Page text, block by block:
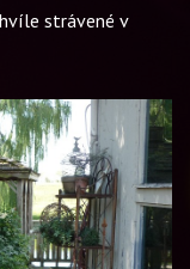
strávené v